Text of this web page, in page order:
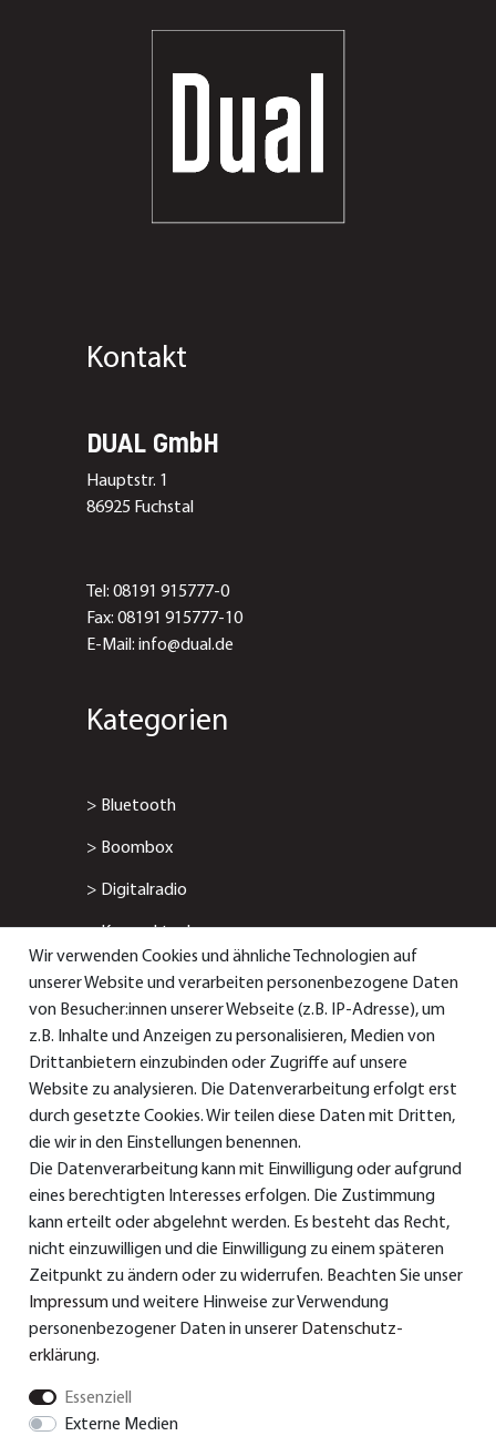
Kontakt
DUAL GmbH
Hauptstr. 1
86925 Fuchstal
Tel: 08191 915777-0
Fax: 08191 915777-10
E-Mail: info@dual.de
Kategorien
> Bluetooth
> Boombox
> Digitalradio
>Kompaktanlage
> Radiowecker
> Smart-/Internetradio
Service & Support
> Bedienungsanleitungen
>Konformitätserklärungen
> Ersatzteile & Zubehör
> Garantie
Wir verwenden Cookies und ähnliche Technologien auf
unserer Website und verarbeiten personenbezogene Daten
von Besucher:innen unserer Webseite (z.B. IP-Adresse), um
z.B. Inhalte und Anzeigen zu personalisieren, Medien von
Drittanbietern einzubinden oder Zugriffe auf unsere
Website zu analysieren. Die Datenverarbeitung erfolgt erst
durch gesetzte Cookies. Wir teilen diese Daten mit Dritten,
die wir in den Einstellungen benennen.
Die Datenverarbeitung kann mit Einwilligung oder aufgrund
eines berechtigten Interesses erfolgen. Die Zustimmung
kann erteilt oder abgelehnt werden. Es besteht das Recht,
nicht einzuwilligen und die Einwilligung zu einem späteren
Zeitpunkt zu ändern oder zu widerrufen. Beachten Sie unser
Impressumund weitere Hinweise zur Verwendung
personenbezogener Daten in unserer Daten­schutz­
erklärung.
Essenziell
Externe Medien